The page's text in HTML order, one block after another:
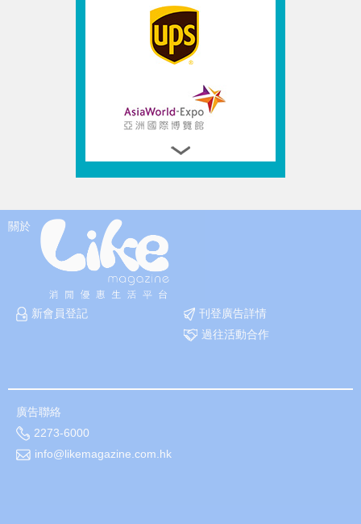
關於
新會員登記
刊登廣告詳情
過往活動合作
廣告聯絡
2273-6000
info@likemagazine.com.hk